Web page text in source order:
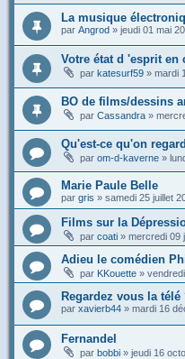
La musique
par Angrod » jeudi 01 mai
Votre état d 'esprit en
par katesurf59 » mardi
BO de films/dessins
par Cassandra »
Qu'est-ce qu'on
par om-d-kaverne »
Marie Paule Belle
par gris » samedi 25 juillet
Films sur la
par coati » mercredi 09
Adieu le comédien
par KKouette »
Regardez vous la télé
par xavierb44 » mardi 16
Fernandel
par bobbi » jeudi 16